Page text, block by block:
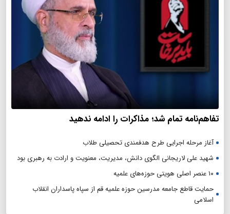
تفاهم‌نامه تمام شد؛ مذاکرات را ادامه ندهید
آغاز مرحله اجرایی طرح هدفمندی تحصیلی طلاب
شهید علی لاریجانی الگوی دانش، مدیریت، معنویت و ارادت به رهبری بود
۱۰ عنصر اصلی هویتی حوزه‌های علمیه
حمایت قاطع جامعه مدرسین حوزه علمیه قم از سپاه پاسداران انقلاب
اسلامی